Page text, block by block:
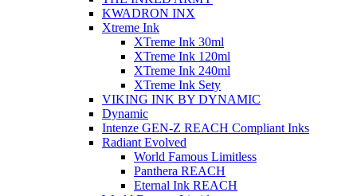
KWADRON INX
Xtreme Ink
XTreme Ink 30ml
XTreme Ink 120ml
XTreme Ink 240ml
XTreme Ink Sety
VIKING INK BY DYNAMIC
Dynamic
Intenze GEN-Z REACH Compliant Inks
Radiant Evolved
World Famous Limitless
Panthera REACH
Eternal Ink REACH